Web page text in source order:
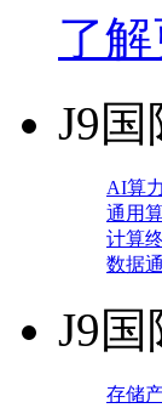
了
J9
AI算
通用
计算
数据
J9
存储